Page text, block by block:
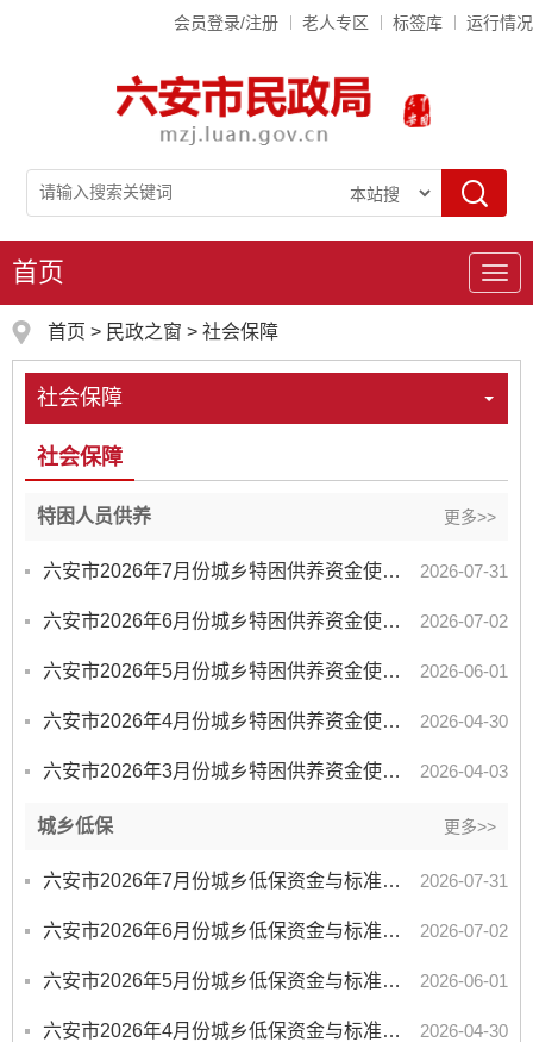
会员登录/注册 老人专区 标签库 运行情况
导
航
首页
首页 > 民政之窗 > 社会保障
社会保障
社会保障
特困人员供养 更多>>
六安市2026年7月份城乡特困供养资金使用情况统计表 2026-07-31
六安市2026年6月份城乡特困供养资金使用情况统计表 2026-07-02
六安市2026年5月份城乡特困供养资金使用情况统计表 2026-06-01
六安市2026年4月份城乡特困供养资金使用情况统计表 2026-04-30
六安市2026年3月份城乡特困供养资金使用情况统计表 2026-04-03
城乡低保 更多>>
六安市2026年7月份城乡低保资金与标准情况统计表 2026-07-31
六安市2026年6月份城乡低保资金与标准情况统计表 2026-07-02
六安市2026年5月份城乡低保资金与标准情况统计表 2026-06-01
六安市2026年4月份城乡低保资金与标准情况统计表 2026-04-30